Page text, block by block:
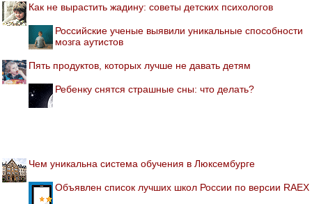
Как не вырастить жадину: советы детских психологов
Российские ученые выявили уникальные способности
мозга аутистов
Пять продуктов, которых лучше не давать детям
Ребенку снятся страшные сны: что делать?
Чем уникальна система обучения в Люксембурге
Объявлен список лучших школ России по версии RAEX